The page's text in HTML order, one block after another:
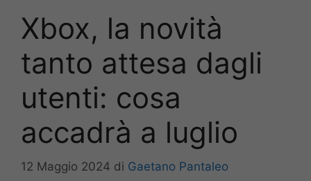
Xbox, la novità
tanto attesa dagli
utenti: cosa
accadrà a luglio
12 Maggio 2024 di Gaetano Pantaleo